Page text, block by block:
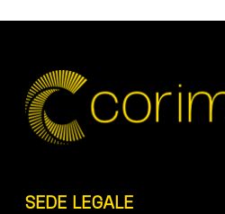
SEDE LEGALE